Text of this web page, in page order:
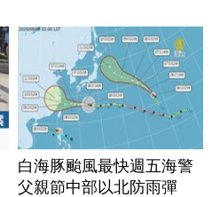
白海豚颱風最快週五海警
父親節中部以北防雨彈